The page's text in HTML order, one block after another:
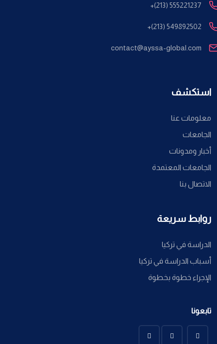
+(213) 555221237
+(213) 549892502
contact@ayssa-global.com
استكشف
معلومات عنا
الجامعات
أخبار ومدونات
الجامعات المعتمدة
الاتصال بنا
روابط سريعة
الدراسة في تركيا
أسباب الدراسة في تركيا
الإجراء خطوة بخطوة
تابعونا